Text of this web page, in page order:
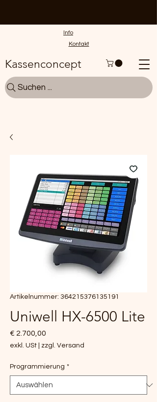
Kassenconcept
Suchen ...
Info
Kontakt
Artikelnummer: 364215376135191
Uniwell HX-6500 Lite
€ 2.700,00
exkl. USt zzgl. Versand
Programmierung *